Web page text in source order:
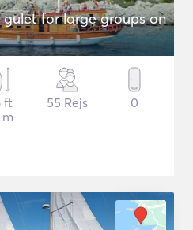
gulet for large groups on
ft
m
55 Rejs 0